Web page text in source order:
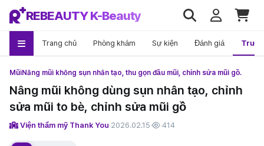
REBEAUTY K-Beauty
Trang chủ Phòng khám Sự kiện Đánh giá
MũiNâng mũi không sụn nhân tạo, thu gọn đầu mũi, chỉnh sửa mũi gồ.
Nâng mũi không dùng sụn nhân tạo, chỉnh
sửa mũi to bè, chỉnh sửa mũi gồ
Viện thẩm mỹ Thank You·2026.02.15· 414